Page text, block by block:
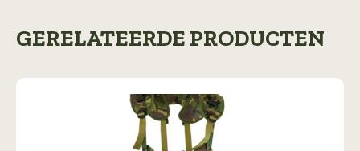
GERELATEERDE PRODUCTEN